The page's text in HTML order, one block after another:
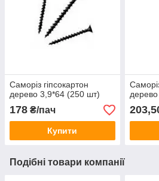
Саморіз гіпсокартон
дерево 3,9*64 (250 шт)
178 ₴/пач
Купити
Подібні товари компанії